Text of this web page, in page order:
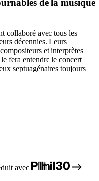
de la musique
collaboré avec tous les
décennies. Leurs
et interprètes
fera entendre le concert
septuagénaires toujours
avec